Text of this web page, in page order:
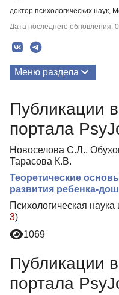
доктор психологических наук,
Дата последнего обновления:
Меню раздела
Биография
Публикации
портала
Новоселова С.Л.,
Тарасова К.В.
Теоретические
развития ребенка-
Психологическая
3)
1069
Публикации
портала